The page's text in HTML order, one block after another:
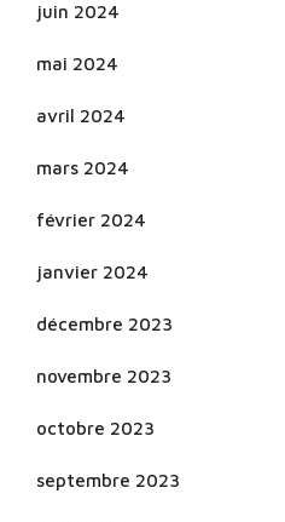
juin 2024
mai 2024
avril 2024
mars 2024
février 2024
janvier 2024
décembre 2023
novembre 2023
octobre 2023
septembre 2023